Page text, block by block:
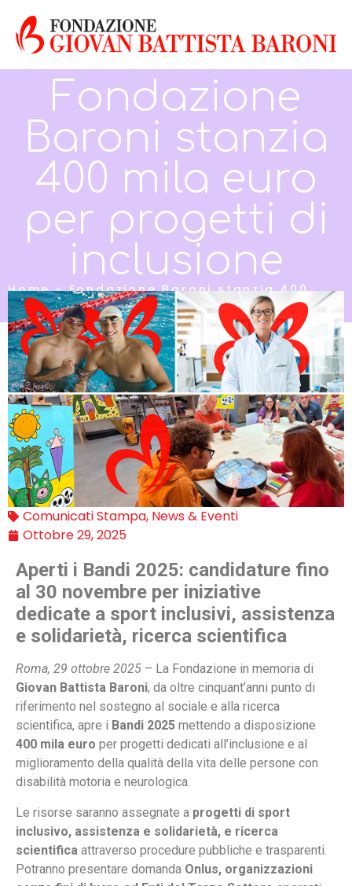
Fondazione
Baroni stanzia
400 mila euro
per progetti di
inclusione
Home»Fondazione Baroni stanzia 400
mila euro per progetti di inclusione
Comunicati Stampa, News & Eventi
Ottobre 29, 2025
Aperti i Bandi 2025: candidature fino
al 30 novembre per iniziative
dedicate a sport inclusivi, assistenza
e solidarietà, ricerca scientifica
Roma, 29 ottobre 2025 – La Fondazione in memoria di
Giovan Battista Baroni, da oltre cinquant’anni punto di
riferimento nel sostegno al sociale e alla ricerca
scientifica, apre i Bandi 2025 mettendo a disposizione
400 mila euro per progetti dedicati all’inclusione e al
miglioramento della qualità della vita delle persone con
disabilità motoria e neurologica.
Le risorse saranno assegnate a progetti di sport
inclusivo, assistenza e solidarietà, e ricerca
scientifica attraverso procedure pubbliche e trasparenti.
Potranno presentare domanda Onlus, organizzazioni